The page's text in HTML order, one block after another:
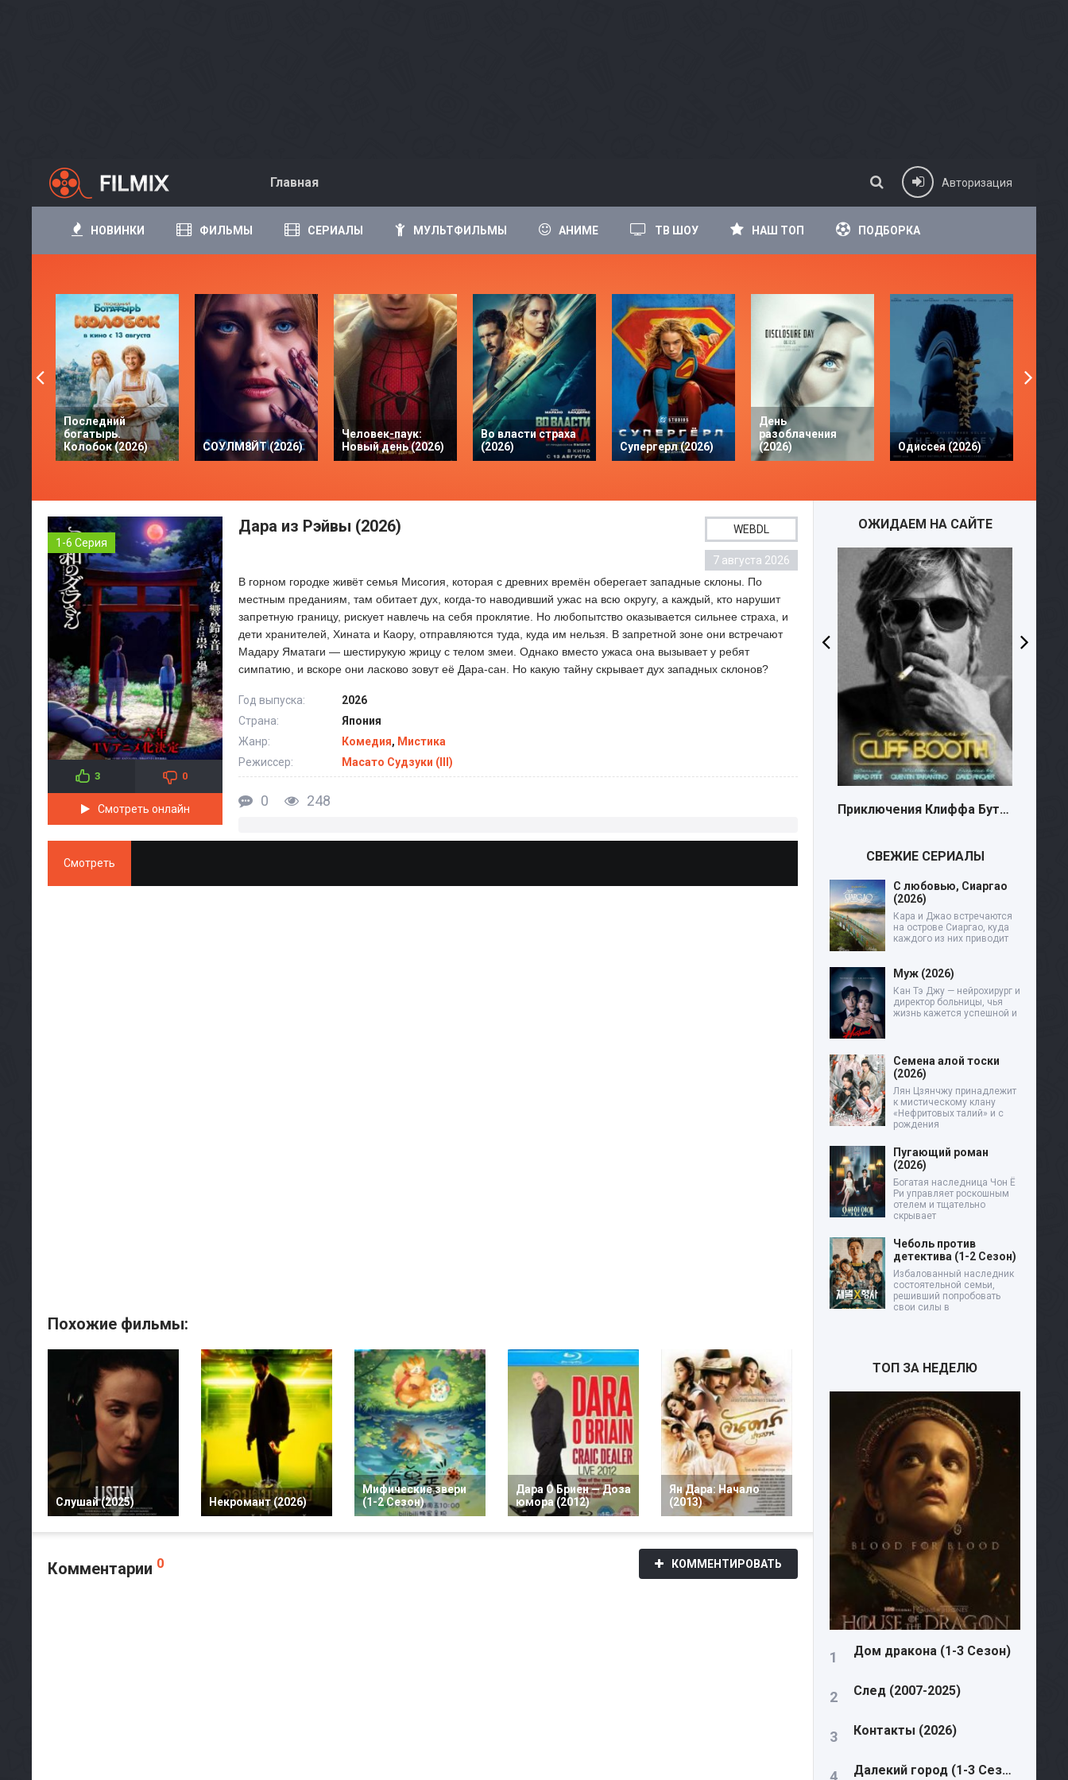
Главная Авторизация
НОВИНКИ ФИЛЬМЫ СЕРИАЛЫ МУЛЬТФИЛЬМЫ АНИМЕ ТВ ШОУ НАШ ТОП ПОДБОРКА
Последний
богатырь.
Колобок (2026)
СОУЛМ8ЙТ (2026)
Человек-паук:
Новый день (2026)
Во власти страха
(2026)
Супергерл (2026)
День
разоблачения
(2026)
Одиссея (2026)
1-6 Серия
3 0
Смотреть онлайн
Дара из Рэйвы (2026) WEBDL
7 августа 2026
В горном городке живёт семья Мисогия, которая с древних времён оберегает западные склоны. По
местным преданиям, там обитает дух, когда-то наводивший ужас на всю округу, а каждый, кто нарушит
запретную границу, рискует навлечь на себя проклятие. Но любопытство оказывается сильнее страха, и
дети хранителей, Хината и Каору, отправляются туда, куда им нельзя. В запретной зоне они встречают
Мадару Яматаги — шестирукую жрицу с телом змеи. Однако вместо ужаса она вызывает у ребят
симпатию, и вскоре они ласково зовут её Дара-сан. Но какую тайну скрывает дух западных склонов?
Год выпуска:
2026
Страна:
Япония
Жанр:
Комедия, Мистика
Режиссер:
Масато Судзуки (III)
0 248
Смотреть
Похожие фильмы:
Слушай (2025) Некромант (2026)
Мифические звери
(1-2 Сезон)
Дара О Бриен — Доза
юмора (2012)
Ян Дара: Начало
(2013)
Комментарии 0 КОММЕНТИРОВАТЬ
ОЖИДАЕМ НА САЙТЕ
Приключения Клиффа Бута (2026)
WEBDL
Новости (2026)
СВЕЖИЕ СЕРИАЛЫ
С любовью, Сиаргао
(2026)
Кара и Джао встречаются
на острове Сиаргао, куда
каждого из них приводит
Муж (2026)
Кан Тэ Джу — нейрохирург и
директор больницы, чья
жизнь кажется успешной и
Семена алой тоски
(2026)
Лян Цзянчжу принадлежит
к мистическому клану
«Нефритовых талий» и с
рождения
Пугающий роман
(2026)
Богатая наследница Чон Ё
Ри управляет роскошным
отелем и тщательно
скрывает
Чеболь против
детектива (1-2 Сезон)
Избалованный наследник
состоятельной семьи,
решивший попробовать
свои силы в
ТОП ЗА НЕДЕЛЮ
Дом дракона (1-3 Сезон)
След (2007-2025)
Контакты (2026)
Далекий город (1-3 Сезон)